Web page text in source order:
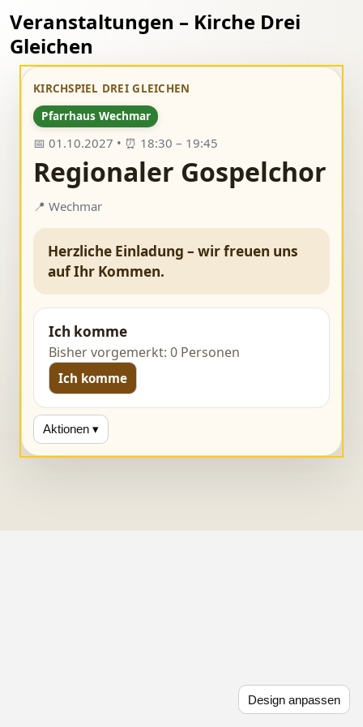
Design anpassen
Veranstaltungen – Kirche Drei
Gleichen
KIRCHSPIEL DREI GLEICHEN
Pfarrhaus Wechmar
📅 01.10.2027 • ⏰ 18:30 – 19:45
Regionaler Gospelchor
📍 Wechmar
Herzliche Einladung – wir freuen uns
auf Ihr Kommen.
Ich komme
Bisher vorgemerkt: 0 Personen
Ich komme
Aktionen ▾